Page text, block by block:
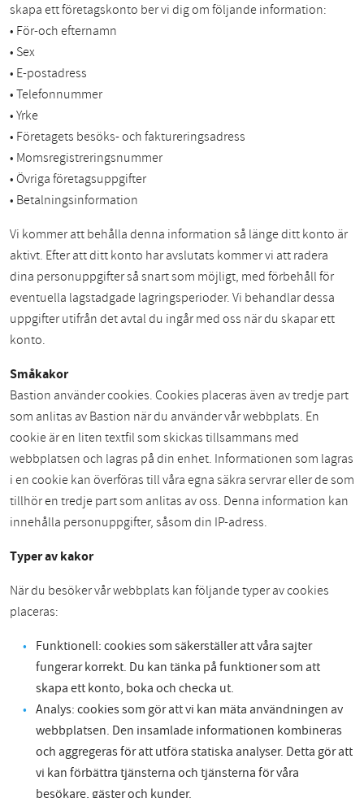
skapa ett företagskonto ber vi dig om följande information:
• För-och efternamn
• Sex
• E-postadress
• Telefonnummer
• Yrke
• Företagets besöks- och faktureringsadress
• Momsregistreringsnummer
• Övriga företagsuppgifter
• Betalningsinformation
Vi kommer att behålla denna information så länge ditt konto är
aktivt. Efter att ditt konto har avslutats kommer vi att radera
dina personuppgifter så snart som möjligt, med förbehåll för
eventuella lagstadgade lagringsperioder. Vi behandlar dessa
uppgifter utifrån det avtal du ingår med oss när du skapar ett
konto.
Småkakor
Bastion använder cookies. Cookies placeras även av tredje part
som anlitas av Bastion när du använder vår webbplats. En
cookie är en liten textfil som skickas tillsammans med
webbplatsen och lagras på din enhet. Informationen som lagras
i en cookie kan överföras till våra egna säkra servrar eller de som
tillhör en tredje part som anlitas av oss. Denna information kan
innehålla personuppgifter, såsom din IP-adress.
Typer av kakor
När du besöker vår webbplats kan följande typer av cookies
placeras:
Funktionell: cookies som säkerställer att våra sajter
fungerar korrekt. Du kan tänka på funktioner som att
skapa ett konto, boka och checka ut.
Analys: cookies som gör att vi kan mäta användningen av
webbplatsen. Den insamlade informationen kombineras
och aggregeras för att utföra statiska analyser. Detta gör att
vi kan förbättra tjänsterna och tjänsterna för våra
besökare, gäster och kunder.